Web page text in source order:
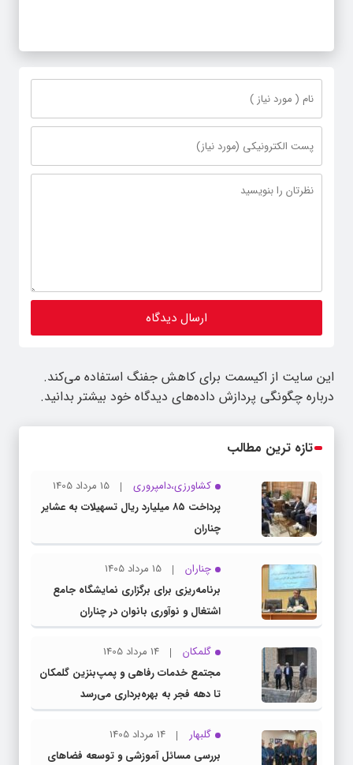
این سایت از اکیسمت برای کاهش جفنگ استفاده می‌کند.
درباره چگونگی پردازش داده‌های دیدگاه خود بیشتر بدانید.
تازه ترین مطالب
کشاورزی،دامپروری
15 مرداد 1405
پرداخت ۸۵ میلیارد ریال تسهیلات به عشایر
چناران
چناران
15 مرداد 1405
برنامه‌ریزی برای برگزاری نمایشگاه جامع
اشتغال و نوآوری بانوان در چناران
گلمکان
14 مرداد 1405
مجتمع خدمات رفاهی و پمپ‌بنزین گلمکان
تا دهه فجر به بهره‌برداری می‌رسد
گلبهار
14 مرداد 1405
بررسی مسائل آموزشی و توسعه فضاهای